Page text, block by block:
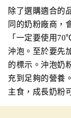
除了選購適合的
同的奶粉廠商，
「一定要使用
沖泡。至於要先
的標示。沖泡奶
充到足夠的營養
主食，成長奶粉